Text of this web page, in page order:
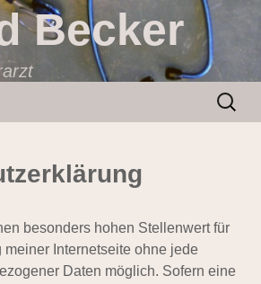
Becker
Suchen
nach:
besonders hohen Stellenwert für
meiner Internetseite ohne jede
Daten möglich. Sofern eine